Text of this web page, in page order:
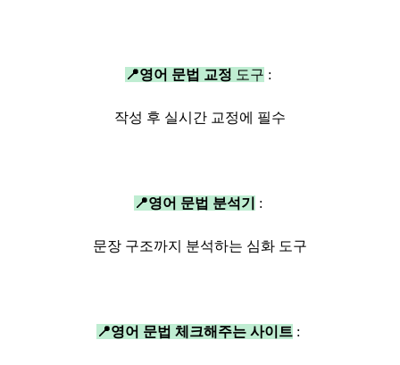
📍영어 문법 교정 도구 :
작성 후 실시간 교정에 필수
📍영어 문법 분석기 :
문장 구조까지 분석하는 심화 도구
📍영어 문법 체크해주는 사이트 :